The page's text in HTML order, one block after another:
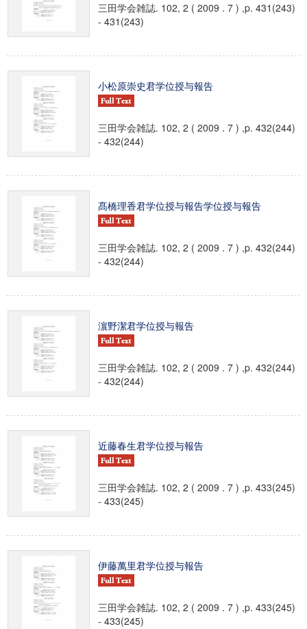
三田学会雑誌. 102, 2 ( 2009 . 7 ) ,p. 431(243)
- 431(243)
小松原崇史君学位授与報告
三田学会雑誌. 102, 2 ( 2009 . 7 ) ,p. 432(244)
- 432(244)
髙橋理香君学位授与報告学位授与報告
三田学会雑誌. 102, 2 ( 2009 . 7 ) ,p. 432(244)
- 432(244)
濵野潔君学位授与報告
三田学会雑誌. 102, 2 ( 2009 . 7 ) ,p. 432(244)
- 432(244)
近藤春生君学位授与報告
三田学会雑誌. 102, 2 ( 2009 . 7 ) ,p. 433(245)
- 433(245)
伊藤萬里君学位授与報告
三田学会雑誌. 102, 2 ( 2009 . 7 ) ,p. 433(245)
- 433(245)